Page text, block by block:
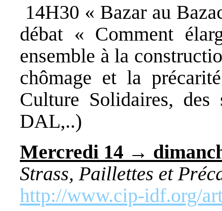
14H30 « Bazar au
débat « Comment
ensemble à la
chômage et la
Culture Solidaires,
DAL,..)
Mercredi 14 →
Strass, Paillettes et
http://www.cip-idf.org/